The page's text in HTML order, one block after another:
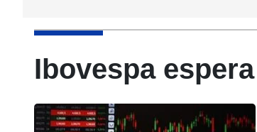
Ibovespa